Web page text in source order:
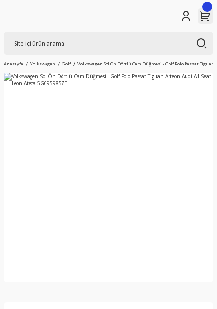
Anasayfa Volkswagen Golf Volkswagen Sol Ön Dörtlü Cam Düğmesi - Golf Polo Passat Tiguan